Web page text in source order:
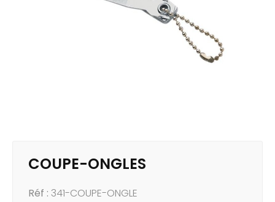
COUPE-ONGLES
Réf : 341-COUPE-ONGLE